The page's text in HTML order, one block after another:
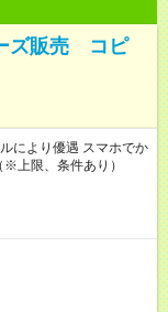
ズ販売 コピ
により優遇 スマホでか
上限、条件あり）